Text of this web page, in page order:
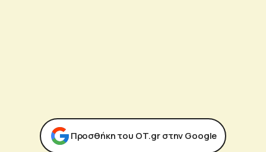
Προσθήκη του ΟΤ.gr στην Google